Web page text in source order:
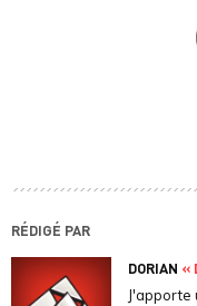
RÉDIGÉ PAR
DORIAN «
J'apporte